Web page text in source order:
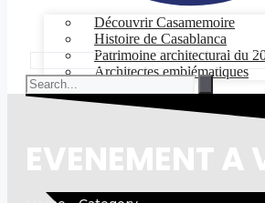
Découvrir Casamemoire
Histoire de Casablanca
Patrimoine architectural du
Architectes emblématiques
EXPLORER
EVENEMENT A